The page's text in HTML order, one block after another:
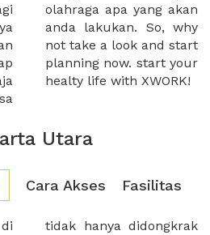
healty life with XWORK!
Utara
Cara Akses Fasilitas